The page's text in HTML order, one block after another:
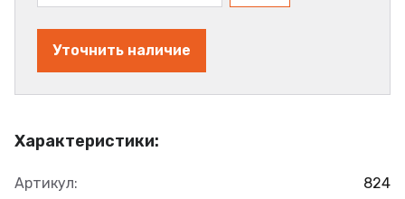
Характеристики:
Артикул: 824
Уточнить наличие